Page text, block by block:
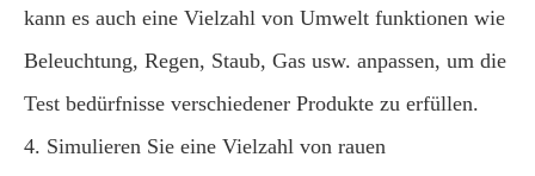
kann es auch eine Vielzahl von Umwelt funktionen wie
Beleuchtung, Regen, Staub, Gas usw. anpassen, um die
Test bedürfnisse verschiedener Produkte zu erfüllen.
4. Simulieren Sie eine Vielzahl von rauen